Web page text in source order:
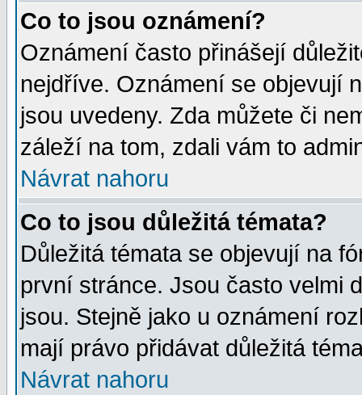
Co to jsou oznámení?
Oznámení často přinášejí
nejdříve. Oznámení se objevují
jsou uvedeny. Zda můžete či
záleží na tom, zdali vám to
Návrat nahoru
Co to jsou důležitá témata?
Důležitá témata se objevují na
první stránce. Jsou často velmi
jsou. Stejně jako u oznámení
mají právo přidávat důležitá
Návrat nahoru